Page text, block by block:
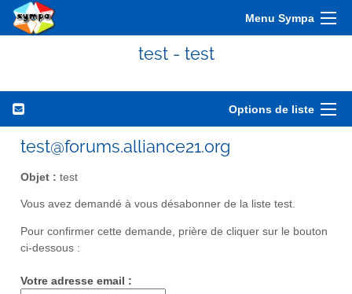
Menu Sympa
test - test
Options de liste
test@forums.alliance21.org
Objet : test
Vous avez demandé à vous désabonner de la liste test.
Pour confirmer cette demande, prière de cliquer sur le bouton
ci-dessous :
Votre adresse email :